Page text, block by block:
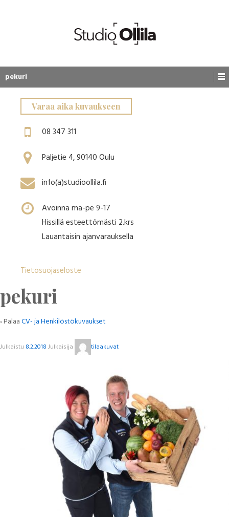
pekuri
Varaa aika kuvaukseen
08 347 311
Paljetie 4, 90140 Oulu
info(a)studioollila.fi
Avoinna ma-pe 9-17
Hissillä esteettömästi 2.krs
Lauantaisin ajanvarauksella
Tietosuojaseloste
pekuri
‹ PalaaCV- ja Henkilöstökuvaukset
Julkaistu 8.2.2018 Julkaisija tilaakuvat